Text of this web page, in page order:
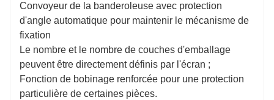
Convoyeur de la banderoleuse avec protection
d'angle automatique pour maintenir le mécanisme de
fixation
Le nombre et le nombre de couches d'emballage
peuvent être directement définis par l'écran ;
Fonction de bobinage renforcée pour une protection
particulière de certaines pièces.